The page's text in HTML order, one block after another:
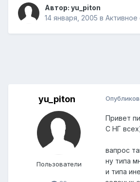
Автор: yu_piton
14 января, 2005 в Активное
yu_piton
Пользователи
Привет
С НГ
вапрос
ну типа
и типа